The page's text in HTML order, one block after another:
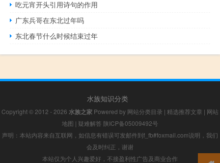
吃元宵开头引用诗句的作用
广东兵哥在东北过年吗
东北春节什么时候结束过年
水族知识分类
Copyright © 2012 - 2026 水族之家 Powered by 网站分类目录 | 精选推荐文章 | 网站
地图 | 疑难解答 陕ICP备05009492号
声明：本站内容来自互联网，如信息有错误可发邮件到f_fb#foxmail.com说明，我们
会及时纠正，谢谢
本站仅为个人兴趣爱好，不接盈利性广告及商业合作